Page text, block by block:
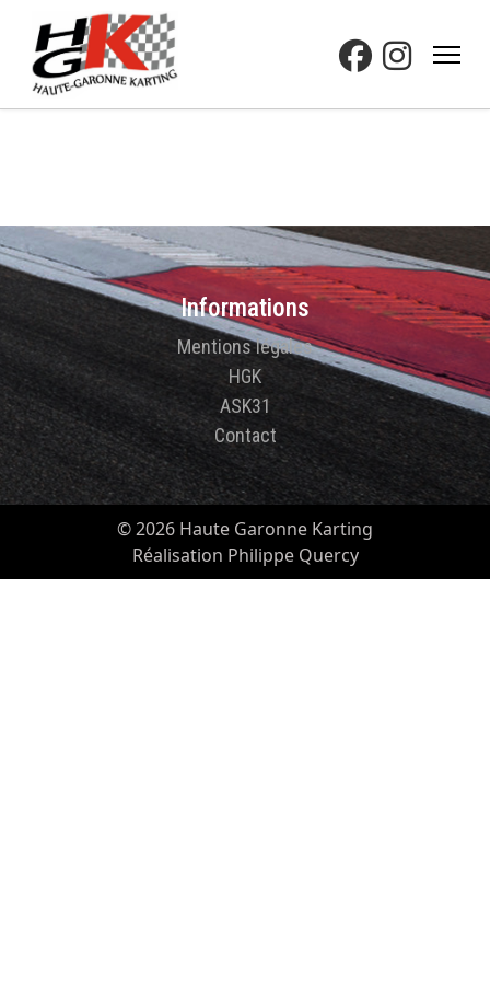
Informations
Mentions légales
HGK
ASK31
Contact
© 2026 Haute Garonne Karting
Réalisation Philippe Quercy